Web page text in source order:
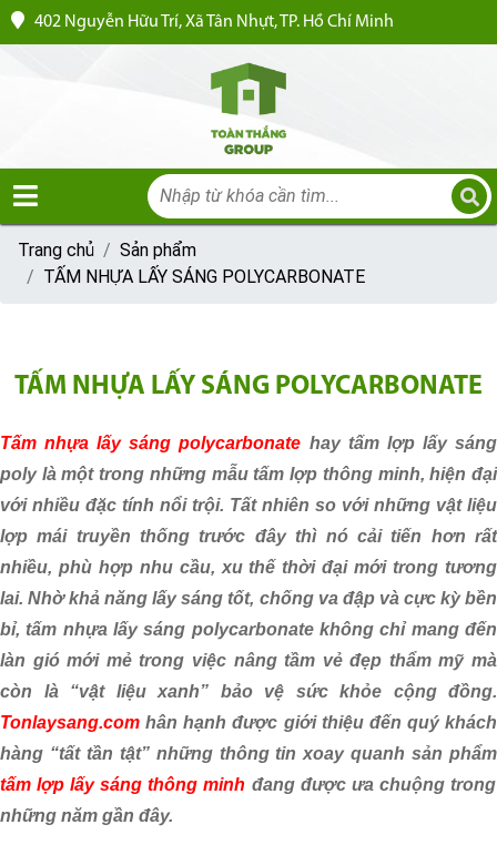
402 Nguyễn Hữu Trí, Xã Tân Nhựt, TP. Hồ Chí Minh
Trang chủ
Sản phẩm
TẤM NHỰA LẤY SÁNG POLYCARBONATE
TẤM NHỰA LẤY SÁNG POLYCARBONATE
Tấm nhựa lấy sáng polycarbonate hay tấm lợp lấy sáng
poly là một trong những mẫu tấm lợp thông minh, hiện đại
với nhiều đặc tính nổi trội. Tất nhiên so với những vật liệu
lợp mái truyền thống trước đây thì nó cải tiến hơn rất
nhiều, phù hợp nhu cầu, xu thế thời đại mới trong tương
lai. Nhờ khả năng lấy sáng tốt, chống va đập và cực kỳ bền
bỉ, tấm nhựa lấy sáng polycarbonate không chỉ mang đến
làn gió mới mẻ trong việc nâng tầm vẻ đẹp thẩm mỹ mà
còn là “vật liệu xanh” bảo vệ sức khỏe cộng đồng.
Tonlaysang.com hân hạnh được giới thiệu đến quý khách
hàng “tất tần tật” những thông tin xoay quanh sản phẩm
tấm lợp lấy sáng thông minh đang được ưa chuộng trong
những năm gần đây.